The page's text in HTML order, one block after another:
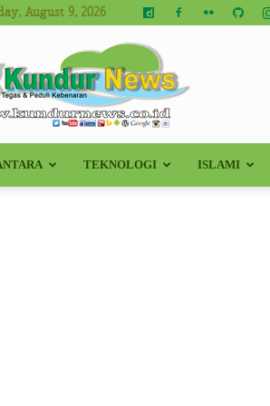
August 9, 2026
Kundur
TEKNOLOGI ISLAMI